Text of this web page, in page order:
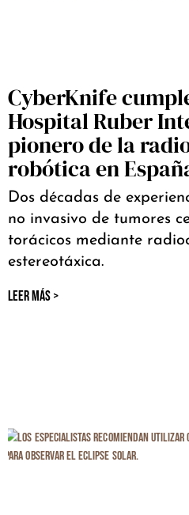
CyberKnife
Hospital Ruber
pionero de la
robótica en
Dos décadas de
no invasivo de tumores
torácicos mediante
estereotáxica.
LEER MÁS >